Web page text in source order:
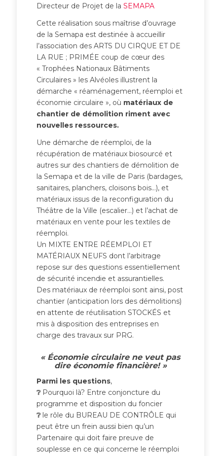
Directeur de Projet de la SEMAPA
Cette réalisation sous maîtrise d’ouvrage
de la Semapa est destinée à accueillir
l’association des ARTS DU CIRQUE ET DE
LA RUE ; PRIMÉE coup de cœur des
« Trophées Nationaux Bâtiments
Circulaires » les Alvéoles illustrent la
démarche « réaménagement, réemploi et
économie circulaire », où matériaux de
chantier de démolition riment avec
nouvelles ressources.
Une démarche de réemploi, de la
récupération de matériaux biosourcé et
autres sur des chantiers de démolition de
la Semapa et de la ville de Paris (bardages,
sanitaires, planchers, cloisons bois…), et
matériaux issus de la reconfiguration du
Théâtre de la Ville (escalier…) et l’achat de
matériaux en vente pour les textiles de
réemploi.
Un MIXTE ENTRE RÉEMPLOI ET
MATÉRIAUX NEUFS dont l’arbitrage
repose sur des questions essentiellement
de sécurité incendie et assurantielles.
Des matériaux de réemploi sont ainsi, post
chantier (anticipation lors des démolitions)
en attente de réutilisation STOCKÉS et
mis à disposition des entreprises en
charge des travaux sur PRG.
« Économie circulaire ne veut pas
dire économie financière! »
Parmi les questions,
❔Pourquoi là? Entre conjoncture du
programme et disposition du foncier
❔le rôle du BUREAU DE CONTRÔLE qui
peut être un frein aussi bien qu’un
Partenaire qui doit faire preuve de
souplesse en ce qui concerne le réemploi